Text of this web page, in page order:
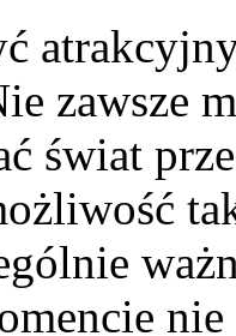
zawsze
świat